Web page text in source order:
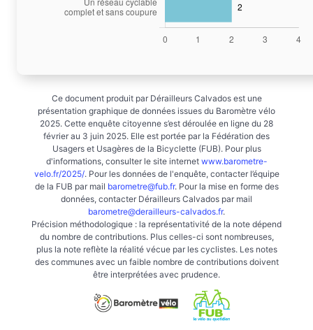
Ce document produit par Dérailleurs Calvados est une
présentation graphique de données issues du Baromètre vélo
2025. Cette enquête citoyenne s’est déroulée en ligne du 28
février au 3 juin 2025. Elle est portée par la Fédération des
Usagers et Usagères de la Bicyclette (FUB). Pour plus
d'informations, consulter le site internet www.barometre-
velo.fr/2025/. Pour les données de l'enquête, contacter l’équipe
de la FUB par mail barometre@fub.fr. Pour la mise en forme des
données, contacter Dérailleurs Calvados par mail
barometre@derailleurs-calvados.fr.
Précision méthodologique : la représentativité de la note dépend
du nombre de contributions. Plus celles-ci sont nombreuses,
plus la note reflète la réalité vécue par les cyclistes. Les notes
des communes avec un faible nombre de contributions doivent
être interprétées avec prudence.